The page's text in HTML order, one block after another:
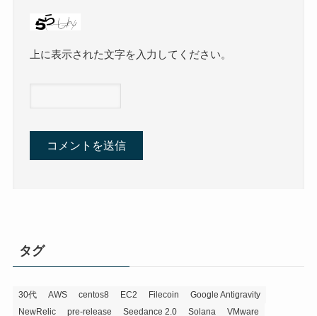
上に表示された文字を入力してください。
タグ
30代 AWS centos8 EC2 Filecoin
Google Antigravity
NewRelic
pre-release Seedance 2.0 Solana VMware